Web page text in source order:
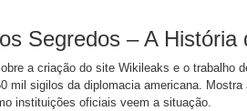
Segredos – A História
a criação do site Wikileaks e o trabalho
mil sigilos da diplomacia americana.
instituições oficiais veem a situação.